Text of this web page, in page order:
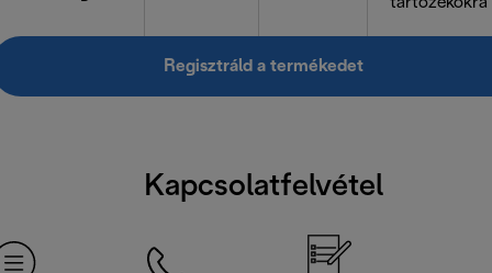
Regisztráld a termékedet
Kapcsolatfelvétel